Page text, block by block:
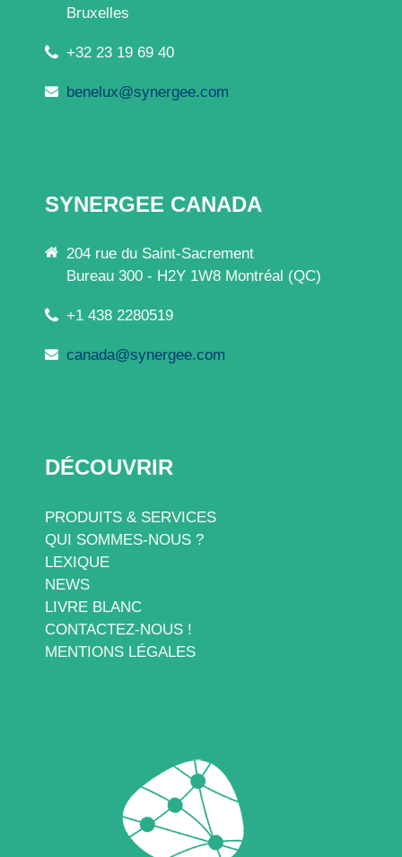
Bruxelles
+32 23 19 69 40
benelux@synergee.com
SYNERGEE CANADA
204 rue du Saint-Sacrement
Bureau 300 - H2Y 1W8 Montréal (QC)
+1 438 2280519
canada@synergee.com
DÉCOUVRIR
PRODUITS & SERVICES
QUI SOMMES-NOUS ?
LEXIQUE
NEWS
LIVRE BLANC
CONTACTEZ-NOUS !
MENTIONS LÉGALES